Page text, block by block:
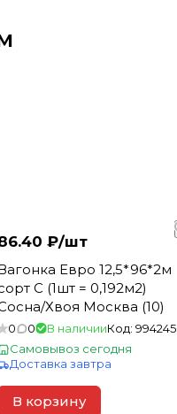
₽/шт
Евро 12,5*96*2м
С (1шт = 0,192м2)
Сосна/Хвоя Москва (10)
0 0 В наличииКод: 994245
Самовывоз сегодня
Доставка завтра
В корзину